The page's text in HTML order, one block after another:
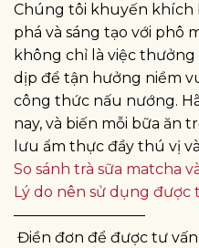
Chúng tôi khuyến
phá và sáng tạo với phô
không chỉ là việc
dịp để tận hưởng niềm
công thức nấu nướng.
nay, và biến mỗi bữa ăn
lưu ẩm thực đầy thú vị
So sánh trà sữa matcha
Lý do nên sử dụng được
—————————
Điền đơn để được tư